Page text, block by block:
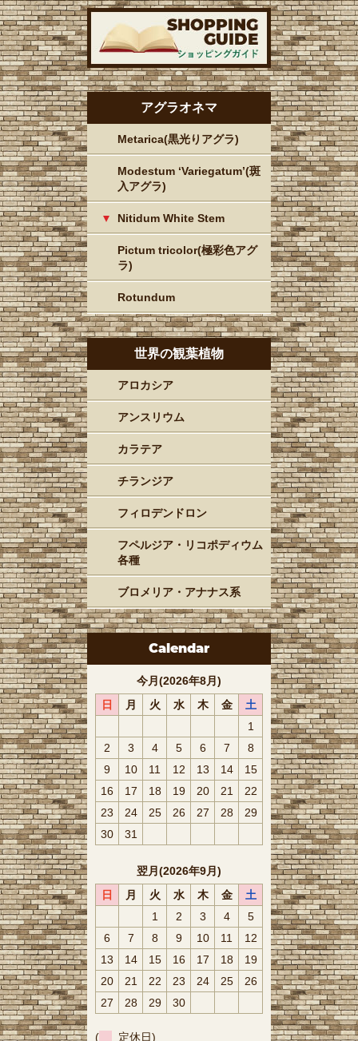
アグラオネマ
Metarica(黒光りアグラ)
Modestum ‘Variegatum’(斑
入アグラ)
Nitidum White Stem
Pictum tricolor(極彩色アグ
ラ)
Rotundum
世界の観葉植物
アロカシア
アンスリウム
カラテア
チランジア
フィロデンドロン
フペルジア・リコポディウム
各種
ブロメリア・アナナス系
Calendar
今月(2026年8月)
日
月 火 水 木 金
土
1
2
3 4 5 6 7
8
9
10 11 12 13 14
15
16
17 18 19 20 21
22
23
24 25 26 27 28
29
30
31
翌月(2026年9月)
日
月 火 水 木 金
土
1
2 3 4
5
6
7 8 9 10 11
12
13
14 15 16 17 18
19
20
21 22 23 24 25
26
27
28 29 30
( 定休日)